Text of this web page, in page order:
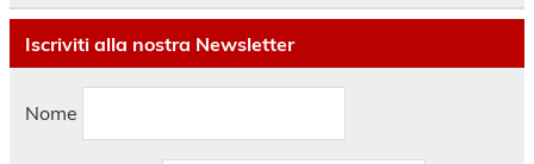
Iscriviti alla nostra Newsletter
Nome